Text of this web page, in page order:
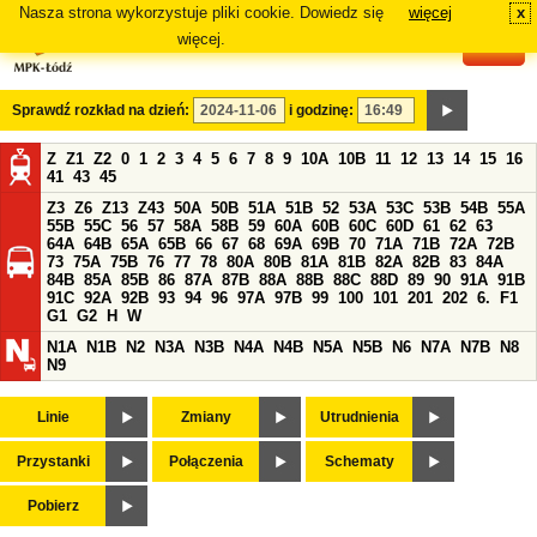
Nasza strona wykorzystuje pliki cookie. Dowiedz się
więcej.
więcej x
Sprawdź rozkład na dzień: i godzinę:
Z Z1 Z2 0 1 2 3 4 5 6 7 8 9 10A 10B 11 12 13 14 15 16
41 43 45
Z3 Z6 Z13 Z43 50A 50B 51A 51B 52 53A 53C 53B 54B 55A
55B 55C 56 57 58A 58B 59 60A 60B 60C 60D 61 62 63
64A 64B 65A 65B 66 67 68 69A 69B 70 71A 71B 72A 72B
73 75A 75B 76 77 78 80A 80B 81A 81B 82A 82B 83 84A
84B 85A 85B 86 87A 87B 88A 88B 88C 88D 89 90 91A 91B
91C 92A 92B 93 94 96 97A 97B 99 100 101 201 202 6.
F1
G1 G2 H
W
N1A
N1B N2 N3A N3B N4A N4B N5A N5B N6 N7A N7B
N8
N9
Linie Zmiany Utrudnienia
Przystanki Połączenia Schematy
Pobierz